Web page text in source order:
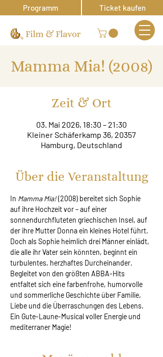
Programm Ticket kaufen
Mamma Mia! (2008)
Zeit & Ort
03. Mai 2026, 18:30 – 21:30
Kleiner Schäferkamp 36, 20357
Hamburg, Deutschland
Über die Veranstaltung
In Mamma Mia! (2008) bereitet sich Sophie
auf ihre Hochzeit vor – auf einer
sonnendurchfluteten griechischen Insel, auf
der ihre Mutter Donna ein kleines Hotel führt.
Doch als Sophie heimlich drei Männer einlädt,
die alle ihr Vater sein könnten, beginnt ein
turbulentes, herzhaftes Durcheinander.
Begleitet von den größten ABBA-Hits
entfaltet sich eine farbenfrohe, humorvolle
und sommerliche Geschichte über Familie,
Liebe und die Überraschungen des Lebens.
Ein Gute-Laune-Musical voller Energie und
mediterraner Magie!